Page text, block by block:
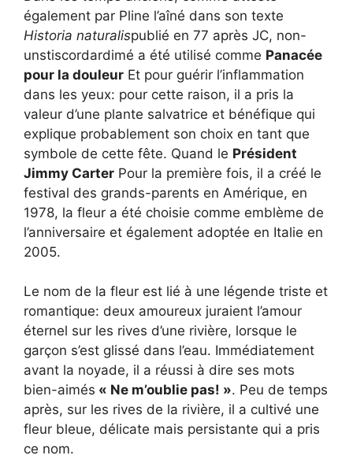
également par Pline l’aîné dans son texte
Historia naturalispublié en 77 après JC, non-
unstiscordardimé a été utilisé comme Panacée
pour la douleur Et pour guérir l’inflammation
dans les yeux: pour cette raison, il a pris la
valeur d’une plante salvatrice et bénéfique qui
explique probablement son choix en tant que
symbole de cette fête. Quand le Président
Jimmy Carter Pour la première fois, il a créé le
festival des grands-parents en Amérique, en
1978, la fleur a été choisie comme emblème de
l’anniversaire et également adoptée en Italie en
2005.
Le nom de la fleur est lié à une légende triste et
romantique: deux amoureux juraient l’amour
éternel sur les rives d’une rivière, lorsque le
garçon s’est glissé dans l’eau. Immédiatement
avant la noyade, il a réussi à dire ses mots
bien-aimés « Ne m’oublie pas! ». Peu de temps
après, sur les rives de la rivière, il a cultivé une
fleur bleue, délicate mais persistante qui a pris
ce nom.